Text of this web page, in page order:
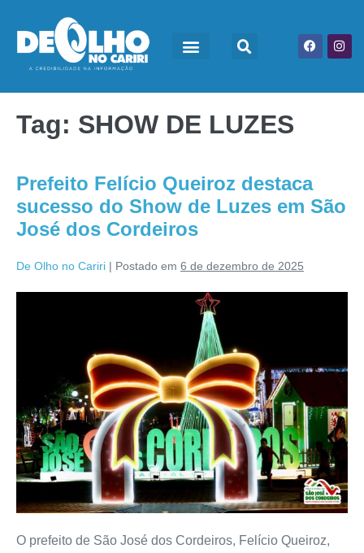
Tag: SHOW DE LUZES
Prefeito Felício Queiroz destaca
sucesso do Show de Luzes em São
José dos Cordeiros
De Olho no Cariri | Postado em 6 de dezembro de 2025
O prefeito de São José dos Cordeiros, Felício Queiroz,